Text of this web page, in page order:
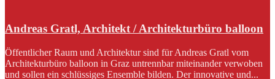
Andreas Gratl, Architekt / Architekturbüro balloon
Öffentlicher Raum und Architektur sind für Andreas Gratl vom
Architekturbüro balloon in Graz untrennbar miteinander verwoben
und sollen ein schlüssiges Ensemble bilden. Der innovative und...